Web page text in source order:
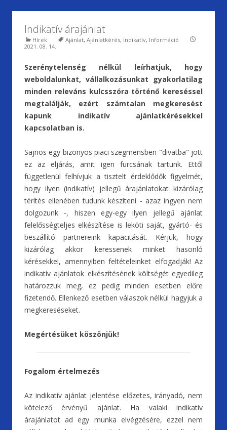
Indikatív árajánlat
Hírek Ajánlat, Ajánlatkérés, Indikatív, Információ
2021. 08. 14.
Szerénytelenség nélkül leírhatjuk, hogy
weboldalunkat, vállalkozásunkat gyakorlatilag
minden releváns kulcsszóra történő kereséssel
megtalálják, ezért számtalan megkeresést
kapunk indikatív ajánlatkérésekkel
kapcsolatban is.
Sajnos egy bizonyos piaci szegmensben "divatba" jött
ez az eljárás, amit igen furcsának tartunk. Ettől
függetlenül felhívjuk a tisztelt érdeklődők figyelmét,
hogy ilyen (indikatív) jellegű árajánlatokat kizárólag
térítés ellenében tudunk készíteni - azaz ingyen nem
dolgozunk -, hiszen egy-egy ilyen jellegű ajánlat
felelősségteljes elkészítése is leköti saját, gyártó- és
beszállító partnereink kapacitását. Kérjük, hogy
kizárólag akkor keressenek minket hasonló
kérésekkel, amennyiben feltételeinket elfogadják! Az
indikatív ajánlatok elkészítésének költségét egyedileg
határozzuk meg, ez pedig minden esetben előre
fizetendő. Ellenkező esetben válaszok nélkül hagyjuk a
megkereséseket.
Megértésüket köszönjük!
Fogalom értelmezés
Az indikatív ajánlat jelentése előzetes, irányadó, nem
kötelező érvényű ajánlat. Ha valaki indikatív
árajánlatot ad egy munka elvégzésére, ezzel nem